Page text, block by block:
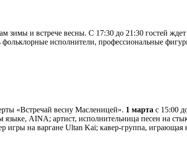
и встрече весны. С 17:30 до 21:30 гостей
фольклорные исполнители, профессиональные
«Встречай весну Масленицей». 1 марта с 15:00
AINA; артист, исполнительница песен на
на варгане Ultan Kai; кавер-группа,